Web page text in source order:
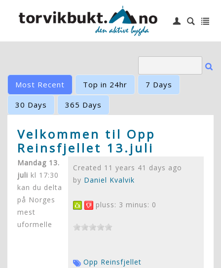
Login
Idrettslag
Småbåthavn
Kontakt oss
Most Recent Top in 24hr 7 Days
30 Days 365 Days
Velkommen til Opp
Reinsfjellet 13.juli
Created 11 years 41 days ago
by Daniel Kvalvik
pluss: 3 minus: 0
Opp Reinsfjellet
Mandag 13.
juli kl 17:30
kan du delta
på Norges
mest
uformelle